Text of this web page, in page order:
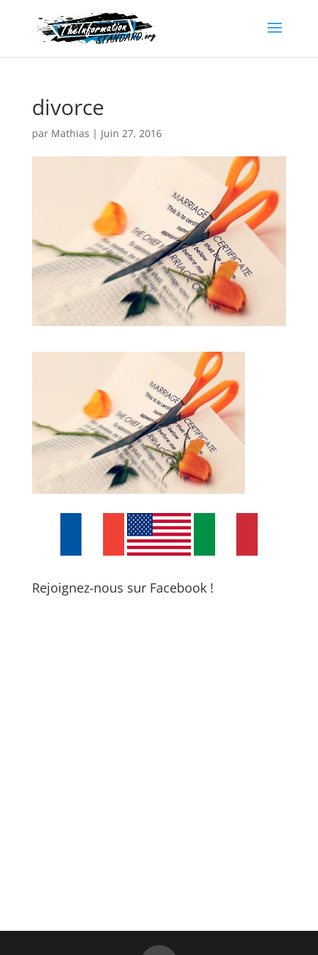
divorce
par Mathias | Juin 27, 2016
Rejoignez-nous sur Facebook !